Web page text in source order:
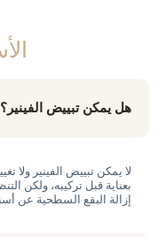
هل يمكن تبييض الفينير؟
لا يمكن تبييض الفينير ولا
بعناية قبل تركيبه، ولكن
إزالة البقع السطحية عن